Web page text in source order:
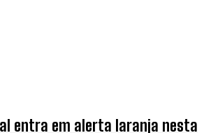
entra em alerta laranja nesta